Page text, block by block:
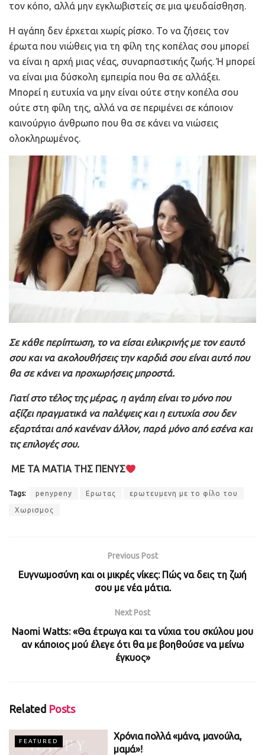
τον κόπο, αλλά μην εγκλωβιστείς σε μια ψευδαίσθηση.
Η αγάπη δεν έρχεται χωρίς ρίσκο. Το να ζήσεις τον
έρωτα που νιώθεις για τη φίλη της κοπέλας σου μπορεί
να είναι η αρχή μιας νέας, συναρπαστικής ζωής. Ή μπορεί
να είναι μια δύσκολη εμπειρία που θα σε αλλάξει.
Μπορεί η ευτυχία να μην είναι ούτε στην κοπέλα σου
ούτε στη φίλη της, αλλά να σε περιμένει σε κάποιον
καινούργιο άνθρωπο που θα σε κάνει να νιώσεις
ολοκληρωμένος.
Σε κάθε περίπτωση, το να είσαι ειλικρινής με τον εαυτό
σου και να ακολουθήσεις την καρδιά σου είναι αυτό που
θα σε κάνει να προχωρήσεις μπροστά.
Γιατί στο τέλος της μέρας, η αγάπη είναι το μόνο που
αξίζει πραγματικά να παλέψεις και η ευτυχία σου δεν
εξαρτάται από κανέναν άλλον, παρά μόνο από εσένα και
τις επιλογές σου.
ΜΕ ΤΑ ΜΑΤΙΑ ΤΗΣ ΠΕΝΥΣ
Tags: penypeny Ερωτας ερωτευμενη με το φίλο του
Χωρισμος
Previous Post
Ευγνωμοσύνη και οι μικρές νίκες: Πώς να δεις τη ζωή
σου με νέα μάτια.
Next Post
Naomi Watts: «Θα έτρωγα και τα νύχια του σκύλου μου
αν κάποιος μού έλεγε ότι θα με βοηθούσε να μείνω
έγκυος»
Related Posts
FEATURED
Χρόνια πολλά «μάνα, μανούλα,
μαμά»!